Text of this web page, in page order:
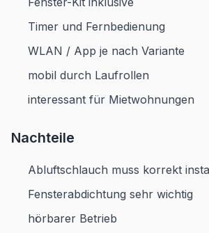
Timer und Fernbedienung
WLAN / App je nach Variante
mobil durch Laufrollen
interessant für Mietwohnungen
Nachteile
Abluftschlauch muss korrekt
Fensterabdichtung sehr wichtig
hörbarer Betrieb